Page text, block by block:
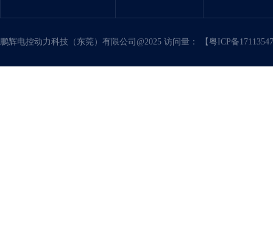
鹏辉电控动力科技（东莞）有限公司@2025 访问量： 【粤ICP备